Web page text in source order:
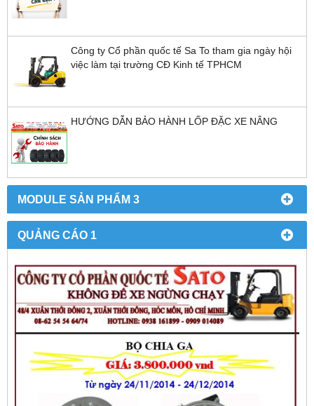
Công ty Cổ phần quốc tế Sa To tham gia ngày hội
việc làm tại trường CĐ Kinh tế TPHCM
HƯỚNG DẪN BẢO HÀNH LỐP ĐẶC XE NÂNG
MODULE SẢN PHẨM 3
QUẢNG CÁO 1